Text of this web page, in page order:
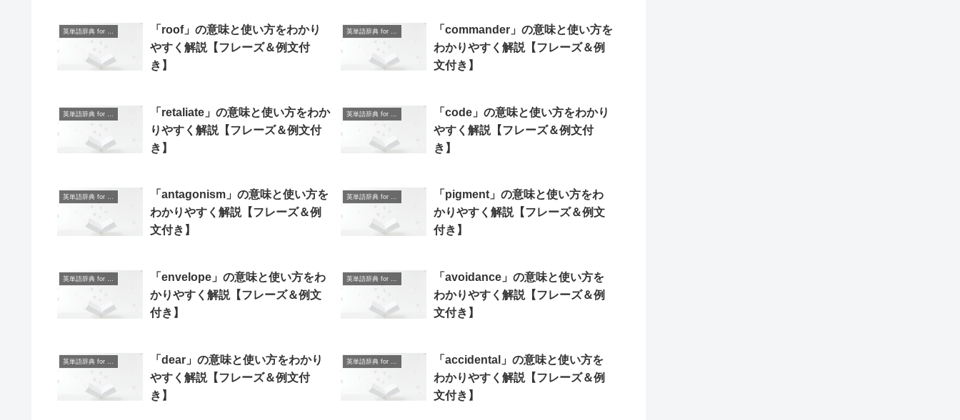
「roof」の意味と使い方をわかり
やすく解説【フレーズ＆例文付
き】
「commander」の意味と使い方を
わかりやすく解説【フレーズ＆例
文付き】
「retaliate」の意味と使い方をわか
りやすく解説【フレーズ＆例文付
き】
「code」の意味と使い方をわかり
やすく解説【フレーズ＆例文付
き】
「antagonism」の意味と使い方を
わかりやすく解説【フレーズ＆例
文付き】
「pigment」の意味と使い方をわ
かりやすく解説【フレーズ＆例文
付き】
英単語辞典 for Beginners
「envelope」の意味と使い方をわ
かりやすく解説【フレーズ＆例文
付き】
英単語辞典 for Beginners
「avoidance」の意味と使い方を
わかりやすく解説【フレーズ＆例
文付き】
英単語辞典 for Beginners
「dear」の意味と使い方をわかり
やすく解説【フレーズ＆例文付
き】
英単語辞典 for Beginners
「accidental」の意味と使い方を
わかりやすく解説【フレーズ＆例
文付き】